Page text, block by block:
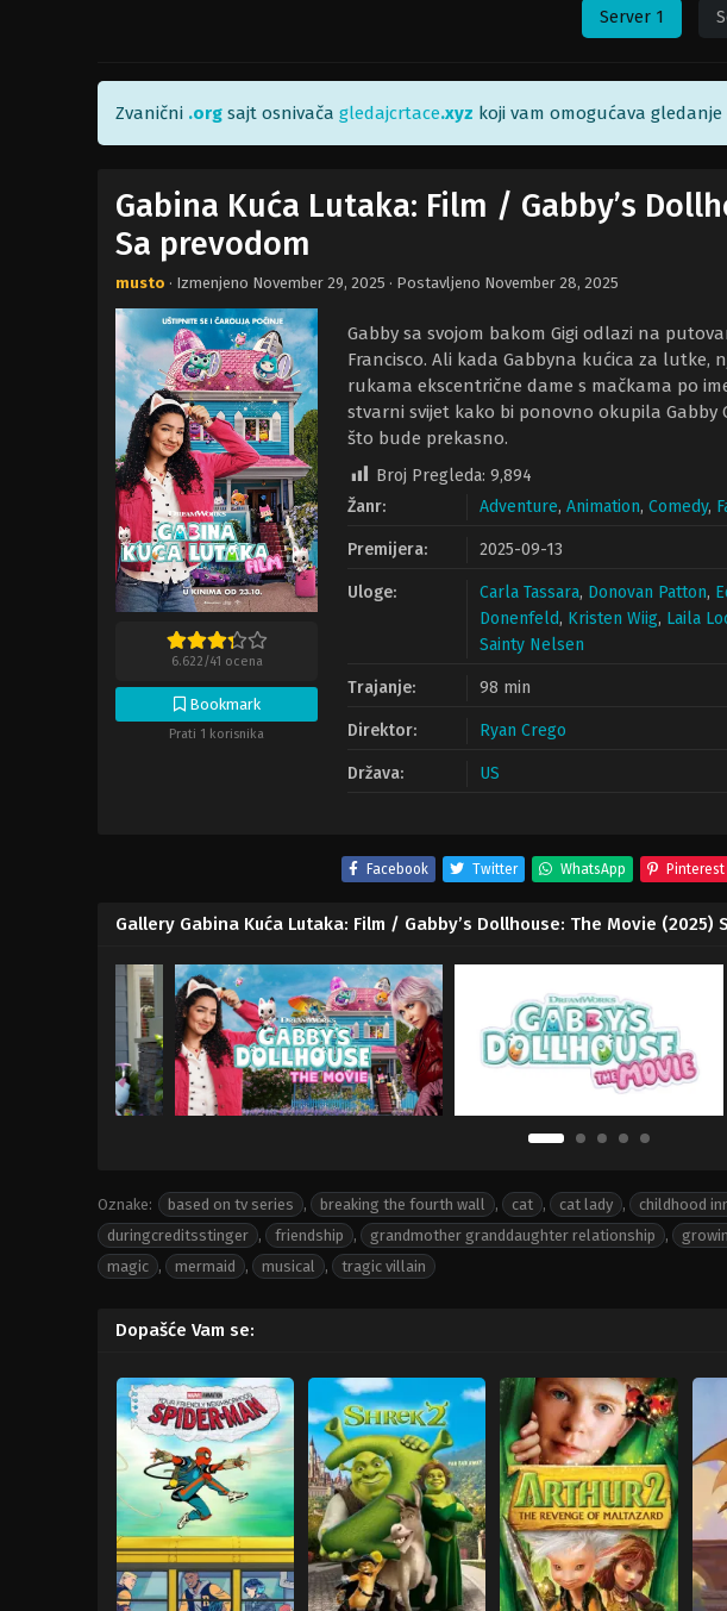
Server 1
Zvanični .org sajt osnivača gledajcrtace.xyz koji vam omogućava
Gabina Kuća Lutaka: Film / Gabby’s
Sa prevodom
musto · Izmenjeno November 29, 2025 · Postavljeno November 28, 2025
6.622/41 ocena
Bookmark
Prati 1 korisnika
Gabby sa svojom bakom Gigi odlazi na
Francisco. Ali kada Gabbyna kućica za lutke,
rukama ekscentrične dame s mačkama po
stvarni svijet kako bi ponovno okupila Gabby
što bude prekasno.
Broj Pregleda: 9,894
Žanr:
Adventure, Animation, Comedy,
Premijera: 2025-09-13
Uloge: Carla Tassara, Donovan Patton,
Donenfeld, Kristen Wiig, Laila
Sainty Nelsen
Trajanje: 98 min
Direktor: Ryan Crego
Država: US
Facebook Twitter WhatsApp Pinterest
Gallery Gabina Kuća Lutaka: Film / Gabby’s Dollhouse: The Movie (2025)
Oznake: based on tv series , breaking the fourth wall , cat , cat lady , childhood
duringcreditsstinger , friendship , grandmother granddaughter relationship ,
magic , mermaid , musical , tragic villain
Dopašće Vam se: